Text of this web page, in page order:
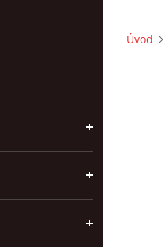
Úvod